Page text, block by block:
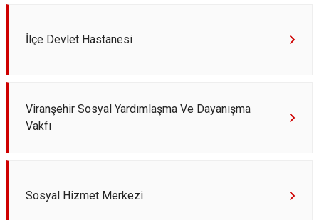
İlçe Devlet Hastanesi
Viranşehir Sosyal Yardımlaşma Ve Dayanışma
Vakfı
Sosyal Hizmet Merkezi